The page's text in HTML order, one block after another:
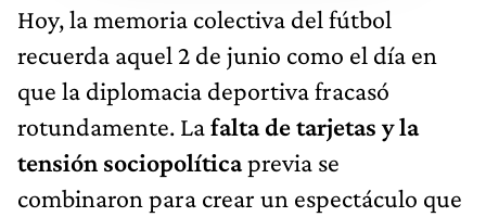
Hoy, la memoria colectiva del fútbol
recuerda aquel 2 de junio como el día en
que la diplomacia deportiva fracasó
rotundamente. Lafalta de tarjetas y la
tensión sociopolíticaprevia se
combinaron para crear un espectáculo que